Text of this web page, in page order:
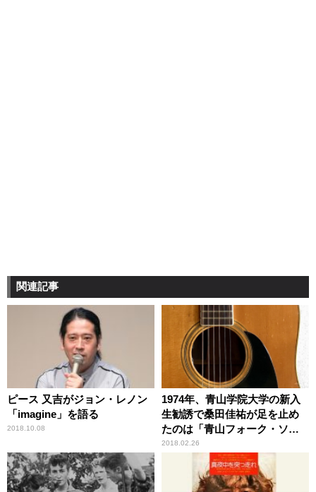
関連記事
ピース 又吉がジョン・レノン
「imagine」を語る
2018.10.08
1974年、青山学院大学の新入
生勧誘で桑田佳祐が足を止め
たのは「青山フォーク・ソン
グ 出発（たびたち）」とい
う名のサークルだった
2018.02.26